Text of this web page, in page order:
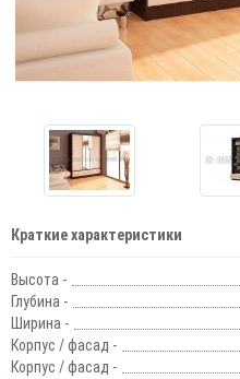
Краткие характеристики
Высота -
Глубина -
Ширина -
Корпус / фасад -
Корпус / фасад -